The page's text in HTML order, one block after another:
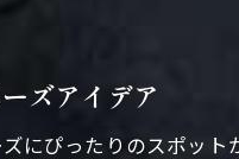
ズアイデア
にぴったりのスポッ